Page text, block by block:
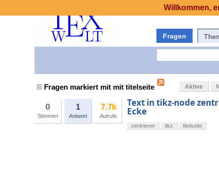
Fragen
Fragen markiert mit mit titelseite Aktive
0
Stimmen
1
Antwort
7.7k
Aufrufe
Text in tikz-node
Ecke
zentrieren tikz titelseite
Willkommen,